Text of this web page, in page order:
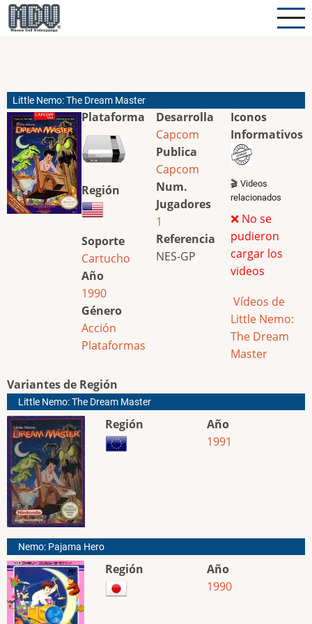
Pasar
al
Little Nemo: The Dream Master
Plataforma
Región
Soporte
Cartucho
Año
1990
Género
Acción
Plataformas
Desarrolla
Capcom
Publica
Capcom
Num.
Jugadores
1
Referencia
NES-GP
Iconos
Informativos
🎬 Videos
relacionados
❌ No se
pudieron
cargar los
videos
Vídeos de
Little Nemo:
The Dream
Master
Variantes de Región
Little Nemo: The Dream Master
Región
Año
1991
Nemo: Pajama Hero
Región
Año
1990